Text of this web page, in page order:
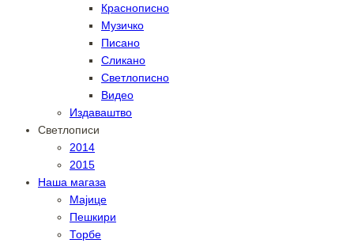
Краснописно
Музичко
Писано
Сликано
Светлописно
Видео
Издаваштво
Светлописи
2014
2015
Наша магаза
Мајице
Пешкири
Торбе